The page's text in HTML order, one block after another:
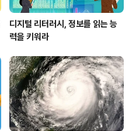
디지털 리터러시, 정보를 읽는 능
력을 키워라